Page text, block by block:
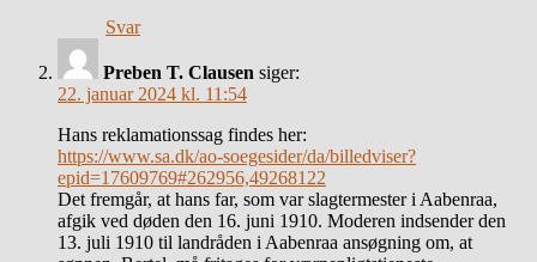
Svar
Preben T. Clausen siger:
22. januar 2024 kl. 11:54
Hans reklamationssag findes her:
https://www.sa.dk/ao-soegesider/da/billedviser?
epid=17609769#262956,49268122
Det fremgår, at hans far, som var slagtermester i Aabenraa,
afgik ved døden den 16. juni 1910. Moderen indsender den
13. juli 1910 til landråden i Aabenraa ansøgning om, at